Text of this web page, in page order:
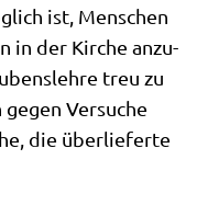
ist, Men­schen
in der Kir­che anzu­
treu zu
Ver­su­che
die über­lie­fer­te